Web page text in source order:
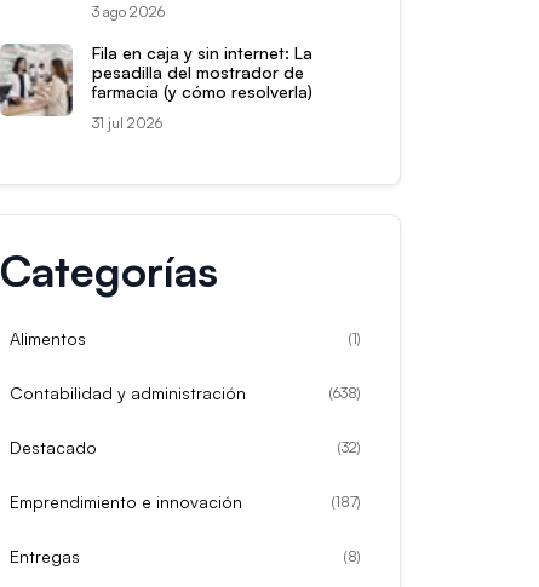
3 ago 2026
Fila en caja y sin internet: La
pesadilla del mostrador de
farmacia (y cómo resolverla)
31 jul 2026
Categorías
Alimentos (1)
Contabilidad y administración (638)
Destacado (32)
Emprendimiento e innovación (187)
Entregas (8)